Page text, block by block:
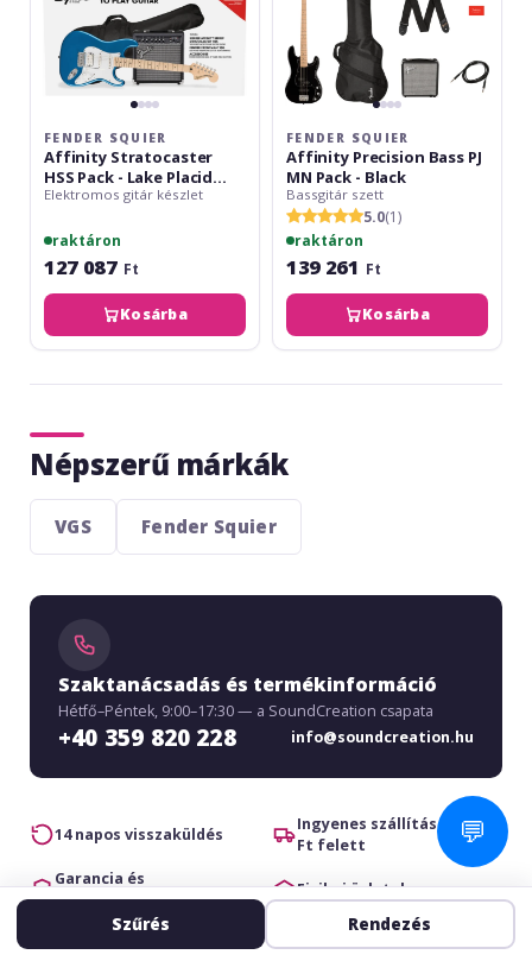
Placid
FENDER SQUIER
Affinity Stratocaster
HSS Pack - Lake Placid
Blue
Elektromos gitár készlet
raktáron
127 087 Ft
Kosárba
Black
FENDER SQUIER
Affinity Precision Bass PJ
MN Pack - Black
Bassgitár szett
5.0(1)
raktáron
139 261 Ft
Kosárba
Népszerű márkák
VGS Fender Squier
Szaktanácsadás és termékinformáció
Hétfő–Péntek, 9:00–17:30 — a SoundCreation csapata
+40 359 820 228 info@soundcreation.hu
14 napos visszaküldés
Ingyenes szállítás 39 900
Ft felett
Garancia és
szaktanácsadás
Fizikai üzletek
Szűrés Rendezés
💬